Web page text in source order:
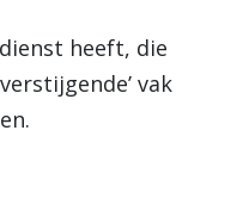
heeft, die
vak